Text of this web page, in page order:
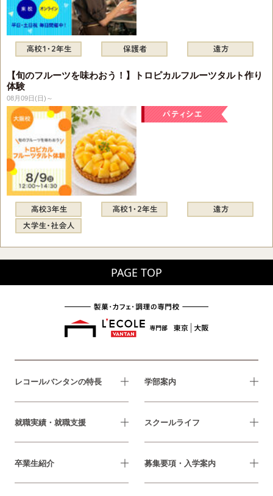
【旬のフルーツを味わおう！】トロピカルフルーツタルト作り
体験
08月09日(日)～
PAGE TOP
レコールバンタンの特長 学部案内
就職実績・就職支援 スクールライフ
卒業生紹介 募集要項・入学案内